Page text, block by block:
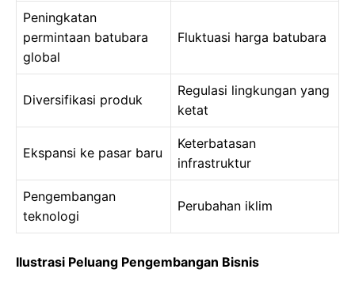
Peningkatan
permintaan batubara
global
Fluktuasi harga batubara
Diversifikasi produk
Regulasi lingkungan yang
ketat
Ekspansi ke pasar baru
Keterbatasan
infrastruktur
Pengembangan
teknologi
Perubahan iklim
Ilustrasi Peluang Pengembangan Bisnis